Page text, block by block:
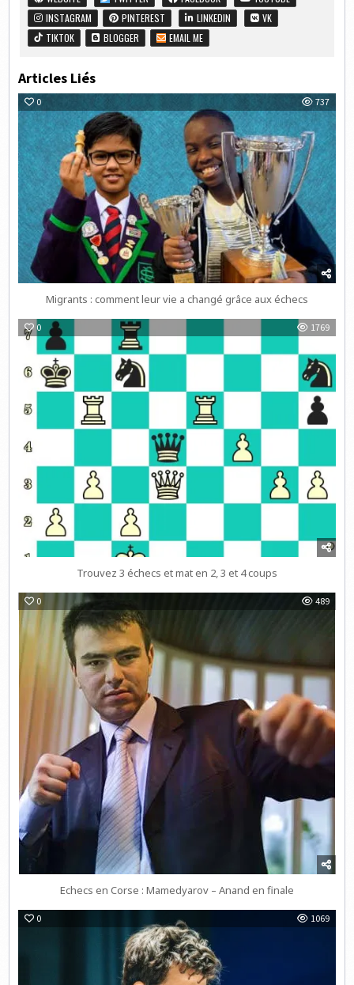
INSTAGRAM
PINTEREST LINKEDIN
VK
TIKTOK
BLOGGER EMAIL ME
Articles Liés
0 737
Migrants : comment leur vie a changé grâce aux échecs
0 1769
Trouvez 3 échecs et mat en 2, 3 et 4 coups
0 489
Echecs en Corse : Mamedyarov – Anand en finale
0 1069